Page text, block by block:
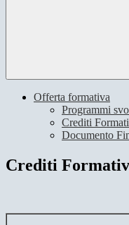
Offerta formativa
Programmi
Crediti
Documento
Crediti